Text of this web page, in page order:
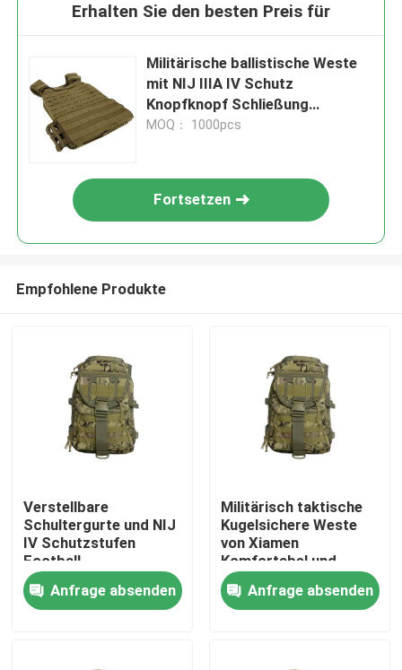
Zu Hause
Produkte
Erhalten Sie den besten Preis für
Militärische ballistische Weste
mit NIJ IIIA IV Schutz
Knopfknopf Schließung
Haltbarkeit
MOQ： 1000pcs
Fortsetzen
Empfohlene Produkte
Verstellbare
Schultergurte und NIJ
IV Schutzstufen
Football
Trainingsweste für
ultimative Leistung
Anfrage absenden
Militärisch taktische
Kugelsichere Weste
von Xiamen
Komfortabel und
Probe zur Verfügung
gestelltAnfrage absenden